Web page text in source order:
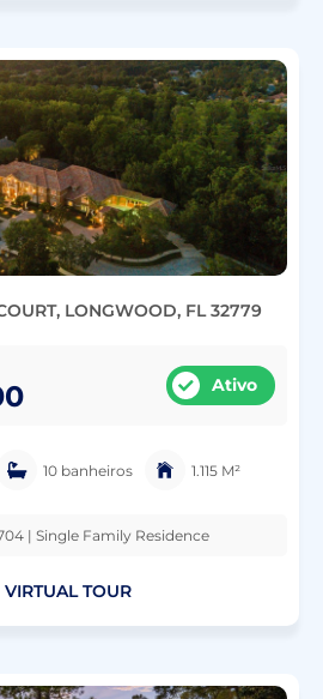
LONGWOOD, FL 32779
Ativo
10 banheiros 1.115 M²
| Single Family Residence
VIRTUAL TOUR